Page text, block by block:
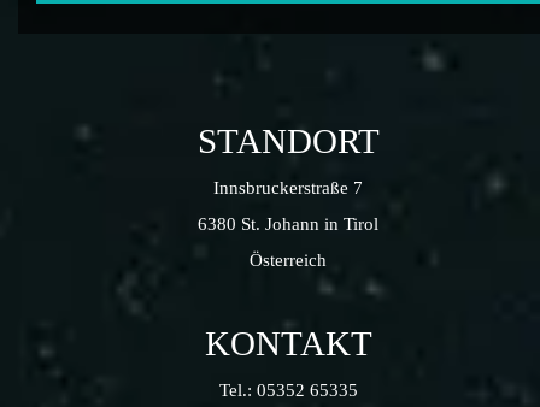
STANDORT
Innsbruckerstraße 7
6380 St. Johann in Tirol
Österreich
KONTAKT
Tel.: 05352 65335